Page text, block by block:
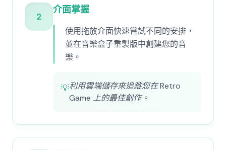
2
介面掌握
使用拖放介面快速嘗試不同的安排，
並在音樂盒子重製版中創建您的音
樂。
💡利用雲端儲存來追蹤您在 Retro
Game 上的最佳創作。